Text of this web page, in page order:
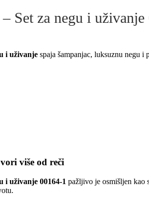
Set za negu i uživanje
i uživanje spaja šampanjac, luksuznu negu i
više od reči
i uživanje 00164-1 pažljivo je osmišljen kao